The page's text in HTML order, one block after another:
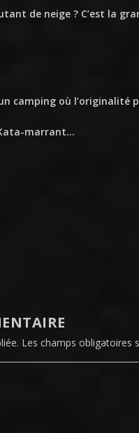
de neige ? C’est la
camping où l’originalité
Kata-marrant…
Les champs obligatoires